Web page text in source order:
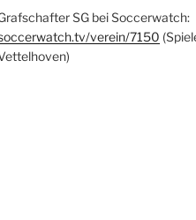
SG bei Soccerwatch:
verein/7150